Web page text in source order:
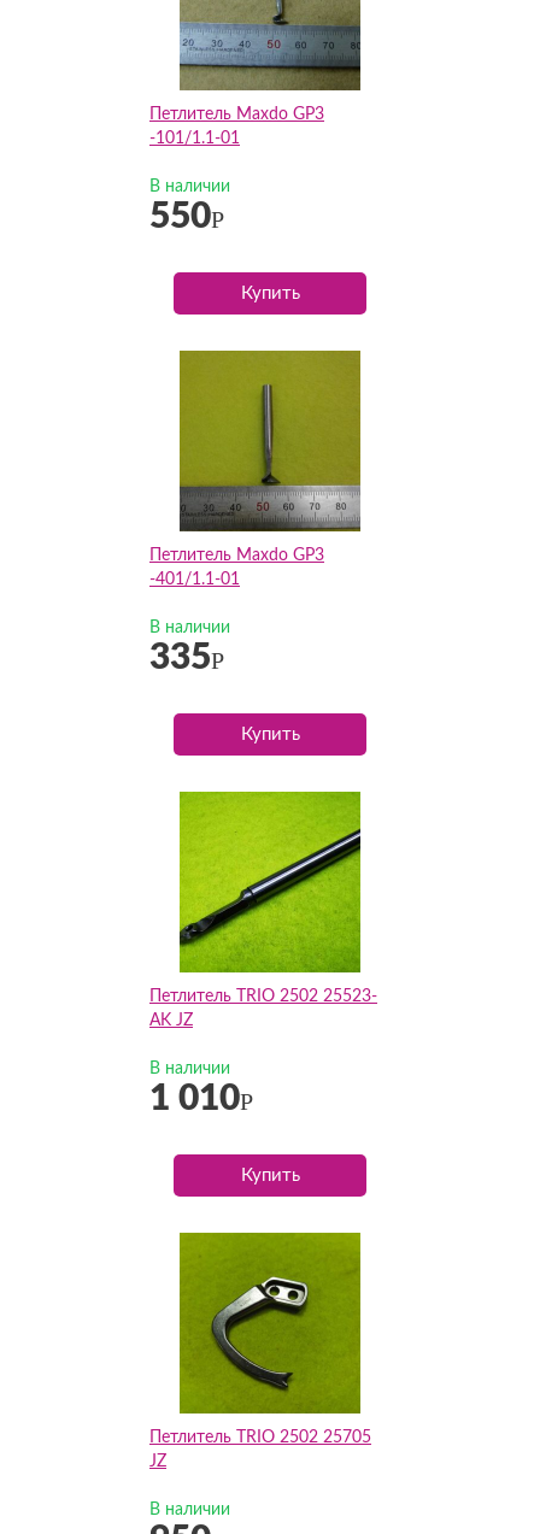
Петлитель Maxdo GP3
-101/1.1-01
В наличии
550Р
Купить
Петлитель Maxdo GP3
-401/1.1-01
В наличии
335Р
Купить
Петлитель TRIO 2502 25523-
AK JZ
В наличии
1 010Р
Купить
Петлитель TRIO 2502 25705
JZ
В наличии